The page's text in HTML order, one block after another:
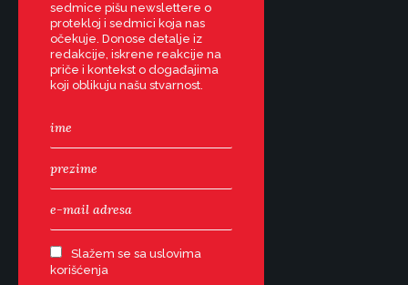
sedmice pišu newslettere o
protekloj i sedmici koja nas
očekuje. Donose detalje iz
redakcije, iskrene reakcije na
priče i kontekst o događajima
koji oblikuju našu stvarnost.
Slažem se sa uslovima
korišćenja